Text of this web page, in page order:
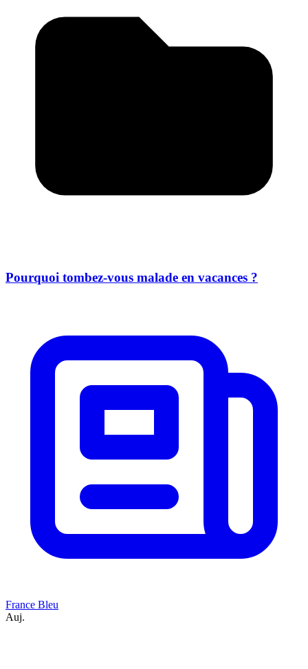
Pourquoi tombez-vous malade en vacances ?
France Bleu
Auj.